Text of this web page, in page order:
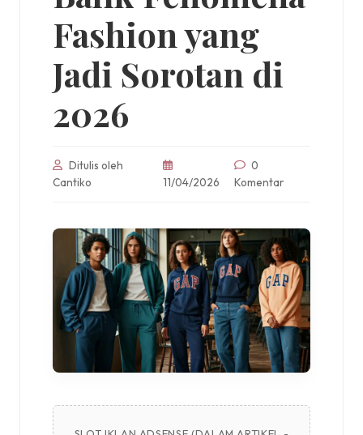
Fashion yang
Jadi Sorotan di
2026
Ditulis oleh
Cantiko
11/04/2026
0
Komentar